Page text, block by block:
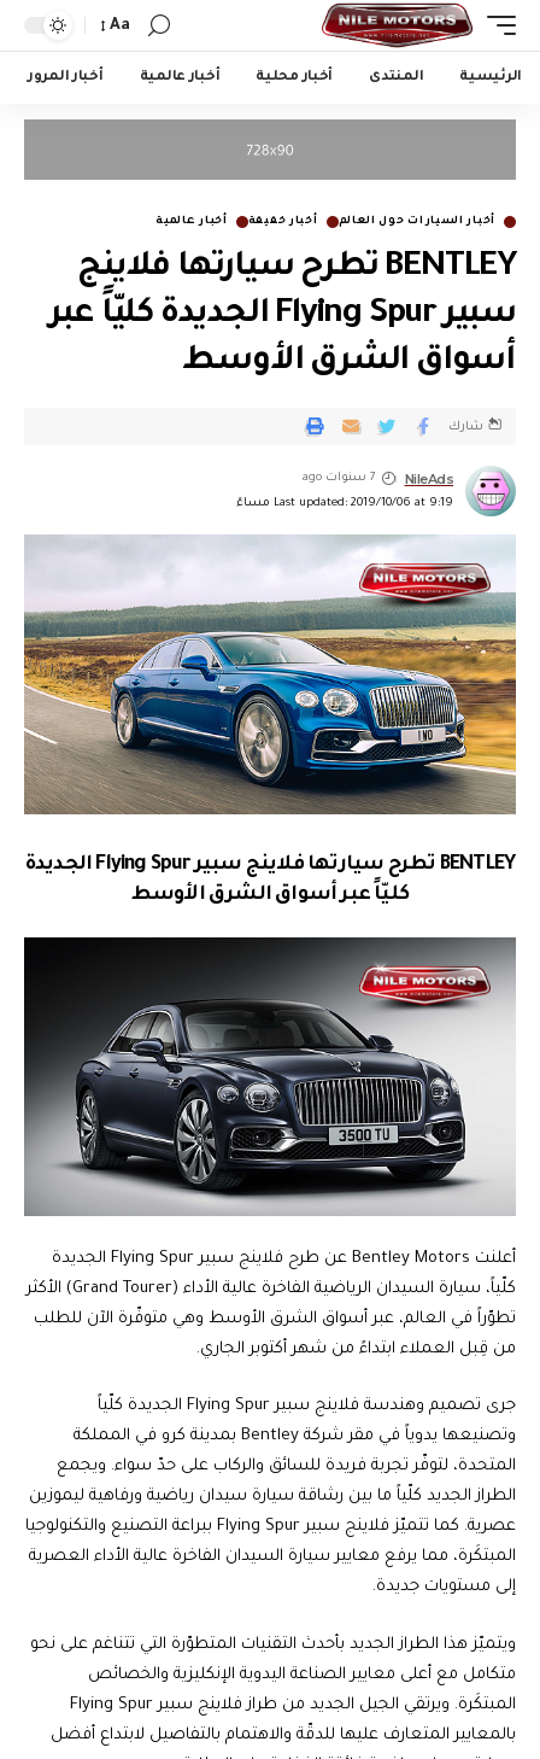
Aa
الرئيسية المنتدى أخبار محلية أخبار عالمية أخبار المرور
أخبار السيارات حول العالم أخبار خفيفة أخبار عالمية
BENTLEY تطرح سيارتها فلاينج
سبير Flying Spur الجديدة كليّاً عبر
أسواق الشرق الأوسط
Last updated: 2019/10/06 at 9:19 مساءً
NileAds 7 سنوات ago
شارك
BENTLEY تطرح سيارتها فلاينج سبير Flying Spur
الجديدة
كليّاً عبر أسواق الشرق الأوسط
أعلنت Bentley Motors عن طرح فلاينج سبير Flying Spur الجديدة
كلّياً، سيارة السيدان الرياضية الفاخرة عالية الأداء (Grand Tourer) الأكثر
تطوّراً في العالم، عبر أسواق الشرق الأوسط وهي متوفّرة الآن للطلب
من قِبل العملاء ابتداءً من شهر أكتوبر الجاري.
جرى تصميم وهندسة فلاينج سبير Flying Spur الجديدة كلّياً
وتصنيعها يدوياً في مقر شركة Bentley بمدينة كرو في المملكة
المتحدة، لتوفّر تجربة فريدة للسائق والركاب على حدّ سواء. ويجمع
الطراز الجديد كلّياً ما بين رشاقة سيارة سيدان رياضية ورفاهية ليموزين
عصرية. كما تتميّز فلاينج سبير Flying Spur ببراعة التصنيع والتكنولوجيا
المبتكَرة، مما يرفع معايير سيارة السيدان الفاخرة عالية الأداء العصرية
إلى مستويات جديدة.
ويتميّز هذا الطراز الجديد بأحدث التقنيات المتطوّرة التي تتناغم على نحو
متكامل مع أعلى معايير الصناعة اليدوية الإنكليزية والخصائص
المبتكَرة. ويرتقي الجيل الجديد من طراز فلاينج سبير Flying Spur
بالمعايير المتعارف عليها للدقّة والاهتمام بالتفاصيل لابتداع أفضل